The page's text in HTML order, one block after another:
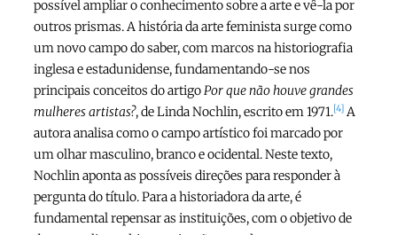
possível ampliar o conhecimento sobre a arte e vê-la por
outros prismas. A história da arte feminista surge como
um novo campo do saber, com marcos na historiografia
inglesa e estadunidense, fundamentando-se nos
principais conceitos do artigoPor que não houve grandes
mulheres artistas?, de Linda Nochlin, escrito em 1971.[4] A
autora analisa como o campo artístico foi marcado por
um olhar masculino, branco e ocidental. Neste texto,
Nochlin aponta as possíveis direções para responder à
pergunta do título. Para a historiadora da arte, é
fundamental repensar as instituições, com o objetivo de